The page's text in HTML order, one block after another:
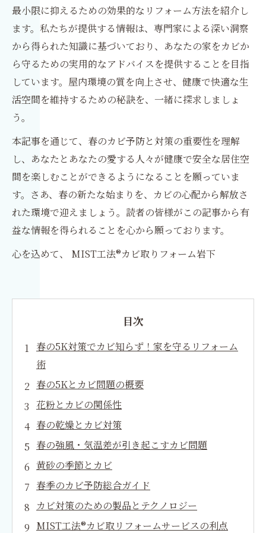
最小限に抑えるための効果的なリフォーム方法を紹介し
ます。私たちが提供する情報は、専門家による深い洞察
から得られた知識に基づいており、あなたの家をカビか
ら守るための実用的なアドバイスを提供することを目指
しています。屋内環境の質を向上させ、健康で快適な生
活空間を維持するための秘訣を、一緒に探求しましょ
う。
本記事を通じて、春のカビ予防と対策の重要性を理解
し、あなたとあなたの愛する人々が健康で安全な居住空
間を楽しむことができるようになることを願っていま
す。さあ、春の新たな始まりを、カビの心配から解放さ
れた環境で迎えましょう。読者の皆様がこの記事から有
益な情報を得られることを心から願っております。
心を込めて、 MIST工法®カビ取りフォーム岩下
目次
春の5K対策でカビ知らず！家を守るリフォーム
術
春の5Kとカビ問題の概要
花粉とカビの関係性
春の乾燥とカビ対策
春の強風・気温差が引き起こすカビ問題
黄砂の季節とカビ
春季のカビ予防総合ガイド
カビ対策のための製品とテクノロジー
MIST工法®カビ取リフォームサービスの利点